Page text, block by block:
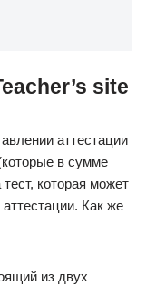
site
аттестации
в сумме
которая может
Как же
из двух